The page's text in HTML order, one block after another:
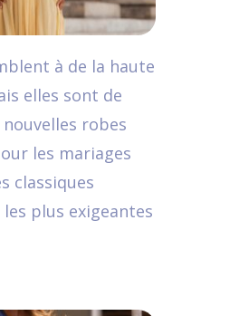
à de la haute
elles sont de
nouvelles robes
les mariages
classiques
plus exigeantes